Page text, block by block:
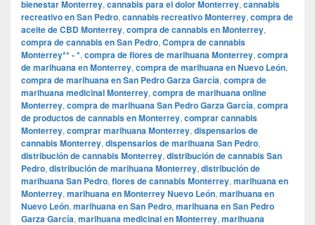
bienestar Monterrey, cannabis para el dolor Monterrey, cannabis
recreativo en San Pedro, cannabis recreativo Monterrey, compra de
aceite de CBD Monterrey, compra de cannabis en Monterrey,
compra de cannabis en San Pedro, Compra de cannabis
Monterrey** - *, compra de flores de marihuana Monterrey, compra
de marihuana en Monterrey, compra de marihuana en Nuevo León,
compra de marihuana en San Pedro Garza García, compra de
marihuana medicinal Monterrey, compra de marihuana online
Monterrey, compra de marihuana San Pedro Garza García, compra
de productos de cannabis en Monterrey, comprar cannabis
Monterrey, comprar marihuana Monterrey, dispensarios de
cannabis Monterrey, dispensarios de marihuana San Pedro,
distribución de cannabis Monterrey, distribución de cannabis San
Pedro, distribución de marihuana Monterrey, distribución de
marihuana San Pedro, flores de cannabis Monterrey, marihuana en
Monterrey, marihuana en Monterrey Nuevo León, marihuana en
Nuevo León, marihuana en San Pedro, marihuana en San Pedro
Garza García, marihuana medicinal en Monterrey, marihuana